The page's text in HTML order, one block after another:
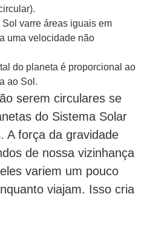
varre áreas iguais em
uma velocidade não
do planeta é proporcional ao
ao Sol.
serem circulares se
do Sistema Solar
A força da gravidade
de nossa vizinhança
variem um pouco
viajam. Isso cria